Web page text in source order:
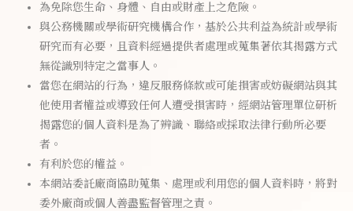
為免除您生命、身體、自由或財產上之危險。
與公務機關或學術研究機構合作，基於公共利益為統計或學術
研究而有必要，且資料經過提供者處理或蒐集著依其揭露方式
無從識別特定之當事人。
當您在網站的行為，違反服務條款或可能損害或妨礙網站與其
他使用者權益或導致任何人遭受損害時，經網站管理單位研析
揭露您的個人資料是為了辨識、聯絡或採取法律行動所必要
者。
有利於您的權益。
本網站委託廠商協助蒐集、處理或利用您的個人資料時，將對
委外廠商或個人善盡監督管理之責。